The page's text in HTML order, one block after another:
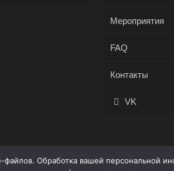
Мероприятия
FAQ
Контакты
VK
Обработка вашей персональной